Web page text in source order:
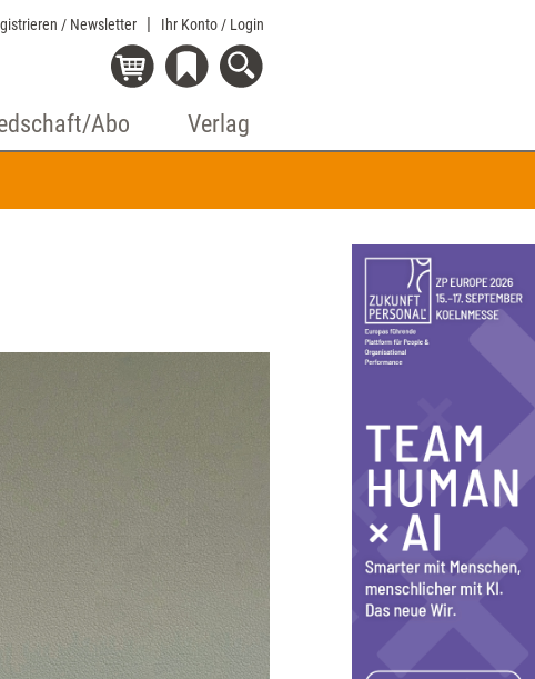
/ Newsletter Ihr Konto / Login
Abo Verlag